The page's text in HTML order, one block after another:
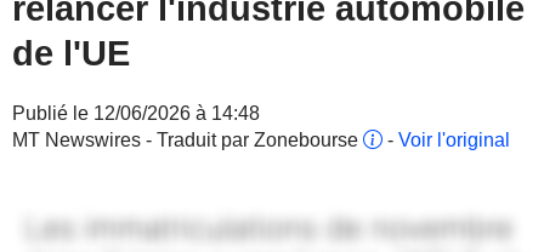
relancer l'industrie automobile
de l'UE
Publié le 12/06/2026 à 14:48
MT Newswires - Traduit par Zonebourse
- Voir l'original